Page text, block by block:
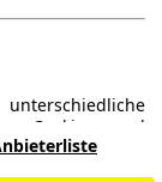
Cookies und
um Ihnen